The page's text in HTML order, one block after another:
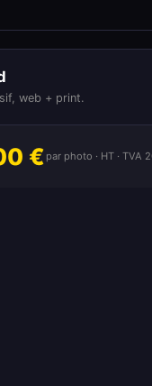
web + print.
€ par photo · HT · TVA